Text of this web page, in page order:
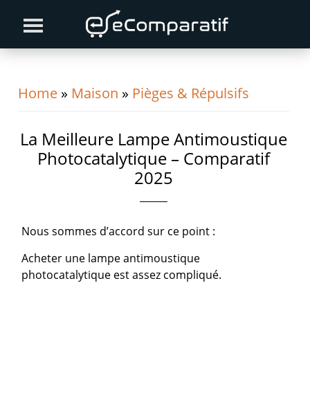
primary
content
primary
Home » Maison » Pièges & Répulsifs
La Meilleure Lampe Antimoustique
Photocatalytique – Comparatif
2025
Nous sommes d’accord sur ce point :
Acheter une lampe antimoustique
photocatalytique est assez compliqué.